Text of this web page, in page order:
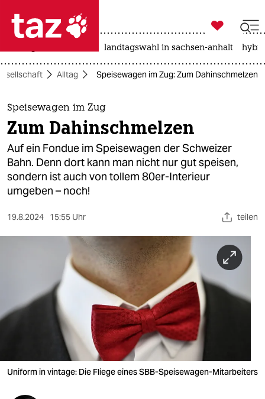
 taz zahl ich
taz zahl ich
themen
politik
öko
gesellschaft
kultur
sport
wahrheit
verlag
veranstaltungen

taz zahl ich
landtagswahl in sachsen-anhalt
Alltag Speisewagen im Zug: Zum Dahinschmelzen
Speisewagen im Zug
Zum Dahinschmelzen
Auf ein Fondue im Speisewagen der Schweizer
Bahn. Denn dort kann man nicht nur gut speisen,
sondern ist auch von tollem 80er-Interieur
umgeben – noch!
19.8.2024 15:55 Uhr teilen
Uniform in vintage: Die Fliege eines SBB-Speise­wagen-­Mitarbeiters